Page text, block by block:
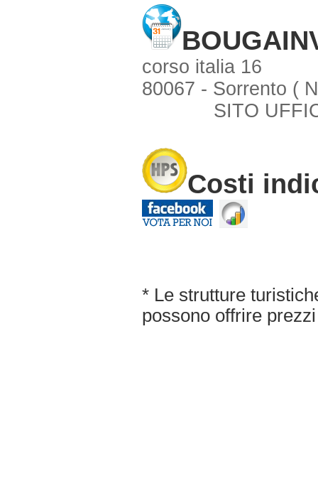
corso italia 16
80067 - Sorrento (
SITO
Costi
* Le strutture
possono offrire